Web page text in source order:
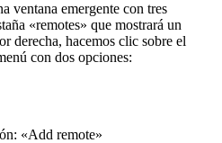
ventana emergente con tres
«remotes» que mostrará un
derecha, hacemos clic sobre el
con dos opciones:
«Add remote»